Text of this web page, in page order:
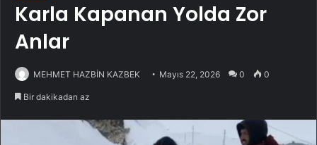
Karla Kapanan Yolda Zor
Anlar
MEHMET HAZBİN KAZBEK Mayıs 22, 2026 0 0
Bir dakikadan az